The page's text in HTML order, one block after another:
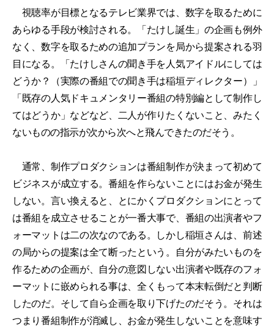
視聴率が目標となるテレビ業界では、数字を取るために
あらゆる手段が検討される。「たけし誕生」の企画も例外
なく、数字を取るための追加プランを局から提案される羽
目になる。「たけしさんの聞き手を人気アイドルにしては
どうか？（実際の番組での聞き手は稲垣ディレクター）」
「既存の人気ドキュメンタリー番組の特別編として制作し
てはどうか」などなど、二人が作りたくないこと、みたく
ないものの指示が次から次へと飛んできたのだそう。
通常、制作プロダクションは番組制作が決まって初めて
ビジネスが成立する。番組を作らないことにはお金が発生
しない。言い換えると、とにかくプロダクションにとって
は番組を成立させることが一番大事で、番組の出演者やフ
ォーマットは二の次なのである。しかし稲垣さんは、前述
の局からの提案は全て断ったという。自分がみたいものを
作るための企画が、自分の意図しない出演者や既存のフォ
ーマットに嵌められる事は、全くもって本末転倒だと判断
したのだ。そして自ら企画を取り下げたのだそう。それは
つまり番組制作が消滅し、お金が発生しないことを意味す